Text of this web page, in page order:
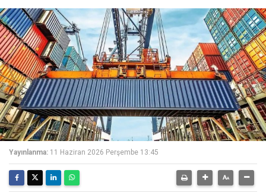
Yayınlanma: 11 Haziran 2026 Perşembe 13:45